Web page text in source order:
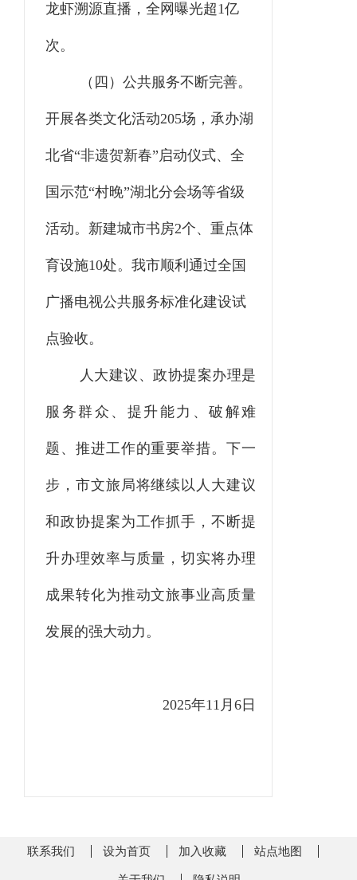
龙虾溯源直播，全网曝光超1亿
次。
（四）公共服务不断完善。
开展各类文化活动205场， 承办湖
北省“非遗贺新春”启动仪式、全
国示范“村晚”湖北分会场等省级
活动。新建城市书房2个、 重点体
育设施10处。 我市顺利通过全国
广播电视公共服务标准化建设试
点验收。
人大建议、政协提案办理是
服务群众、提升能力、破解难
题、推进工作的重要举措。下一
步，市文旅局将继续以人大建议
和政协提案为工作抓手，不断提
升办理效率与质量，切实将办理
成果转化为推动文旅事业高质量
发展的强大动力。
2025年11月6日
联系我们 设为首页 加入收藏 站点地图